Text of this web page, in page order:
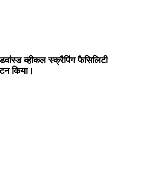
व्हीकल स्क्रैपिंग फैसिलिटी
किया।